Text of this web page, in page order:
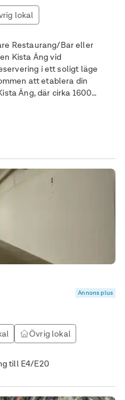
lokal
Restaurang/Bar eller
Kista Äng vid
i ett soligt läge
Äng, där cirka 1600
i kvartersstruktur med
Annons plus
Övrig lokal
till E4/E20